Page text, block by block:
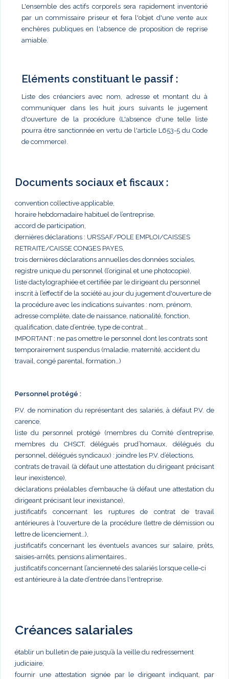
L'ensemble des actifs corporels sera rapidement inventorié
par un commissaire priseur et fera l'objet d'une vente aux
enchères publiques en l'absence de proposition de reprise
amiable.
Eléments constituant le passif :
Liste des créanciers avec nom, adresse et montant du à
communiquer dans les huit jours suivants le jugement
d'ouverture de la procédure (L'absence d'une telle liste
pourra être sanctionnée en vertu de l'article L653-5 du Code
de commerce).
Documents sociaux et fiscaux :
convention collective applicable,
horaire hebdomadaire habituel de l’entreprise,
accord de participation,
dernières déclarations : URSSAF/POLE EMPLOI/CAISSES
RETRAITE/CAISSE CONGES PAYES,
trois dernières déclarations annuelles des données sociales,
registre unique du personnel (l’original et une photocopie),
liste dactylographiée et certifiée par le dirigeant du personnel
inscrit à l’effectif de la société au jour du jugement d'ouverture de
la procédure avec les indications suivantes : nom, prénom,
adresse complète, date de naissance, nationalité, fonction,
qualification, date d’entrée, type de contrat...
IMPORTANT : ne pas omettre le personnel dont les contrats sont
temporairement suspendus (maladie, maternité, accident du
travail, congé parental, formation…)
Personnel protégé :
P.V. de nomination du représentant des salariés, à défaut P.V. de
carence,
liste du personnel protégé (membres du Comité d’entreprise,
membres du CHSCT, délégués prud’homaux, délégués du
personnel, délégués syndicaux) : joindre les P.V. d’élections,
contrats de travail (à défaut une attestation du dirigeant précisant
leur inexistence),
déclarations préalables d’embauche (à défaut une attestation du
dirigeant précisant leur inexistance),
justificatifs concernant les ruptures de contrat de travail
antérieures à l'ouverture de la procédure (lettre de démission ou
lettre de licenciement…),
justificatifs concernant les éventuels avances sur salaire, prêts,
saisies-arrêts, pensions alimentaires…
justificatifs concernant l’ancienneté des salariés lorsque celle-ci
est antérieure à la date d’entrée dans l'entreprise.
Créances salariales
établir un bulletin de paie jusqu’à la veille du redressement
judiciaire,
fournir une attestation signée par le dirigeant indiquant, par